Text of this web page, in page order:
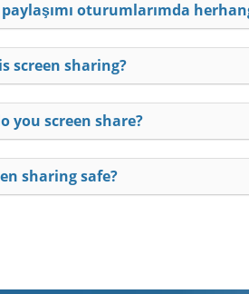
oturumlarımda
screen sharing?
you screen share?
sharing safe?